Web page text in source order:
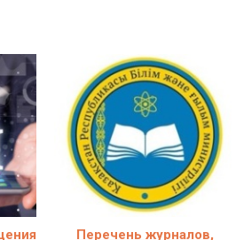
Перечень журналов,